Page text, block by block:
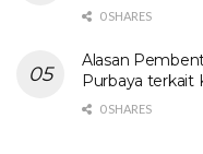
0 SHARES
Alasan
Purbaya terkait
0 SHARES